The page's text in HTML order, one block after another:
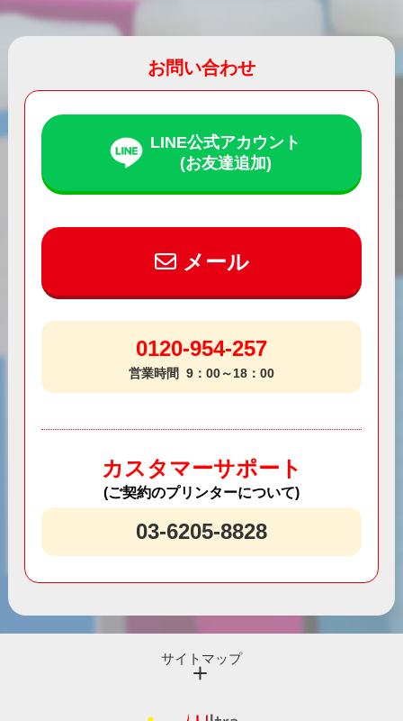
お問い合わせ
LINE公式アカウント
(お友達追加)
メール
0120-954-257
営業時間 9：00～18：00
カスタマーサポート
(ご契約のプリンターについて)
03-6205-8828
サイトマップ